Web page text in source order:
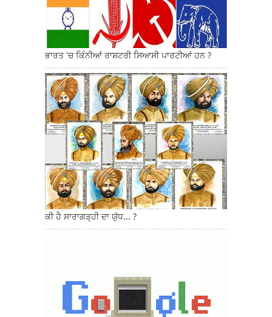
ਭਾਰਤ 'ਚ ਕਿੰਨੀਆਂ ਰਾਸ਼ਟਰੀ ਸਿਆਸੀ ਪਾਰਟੀਆਂ ਹਨ ?
ਕੀ ਹੈ ਸਾਰਾਗੜ੍ਹੀ ਦਾ ਯੁੱਧ... ?